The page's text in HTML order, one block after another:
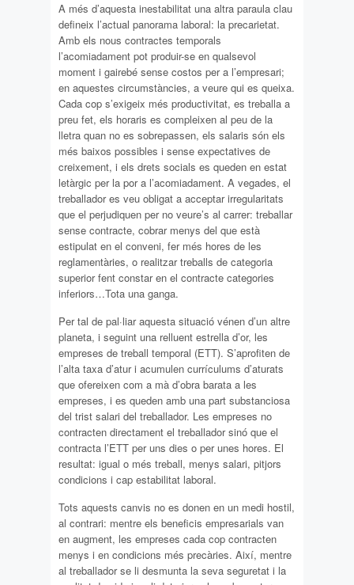
A més d’aquesta inestabilitat una altra paraula clau
defineix l’actual panorama laboral: la precarietat.
Amb els nous contractes temporals
l’acomiadament pot produir-se en qualsevol
moment i gairebé sense costos per a l’empresari;
en aquestes circumstàncies, a veure qui es queixa.
Cada cop s’exigeix més productivitat, es treballa a
preu fet, els horaris es compleixen al peu de la
lletra quan no es sobrepassen, els salaris són els
més baixos possibles i sense expectatives de
creixement, i els drets socials es queden en estat
letàrgic per la por a l’acomiadament. A vegades, el
treballador es veu obligat a acceptar irregularitats
que el perjudiquen per no veure’s al carrer: treballar
sense contracte, cobrar menys del que està
estipulat en el conveni, fer més hores de les
reglamentàries, o realitzar treballs de categoria
superior fent constar en el contracte categories
inferiors…Tota una ganga.
Per tal de pal·liar aquesta situació vénen d’un altre
planeta, i seguint una relluent estrella d’or, les
empreses de treball temporal (ETT). S’aprofiten de
l’alta taxa d’atur i acumulen currículums d’aturats
que ofereixen com a mà d’obra barata a les
empreses, i es queden amb una part substanciosa
del trist salari del treballador. Les empreses no
contracten directament el treballador sinó que el
contracta l’ETT per uns dies o per unes hores. El
resultat: igual o més treball, menys salari, pitjors
condicions i cap estabilitat laboral.
Tots aquests canvis no es donen en un medi hostil,
al contrari: mentre els beneficis empresarials van
en augment, les empreses cada cop contracten
menys i en condicions més precàries. Així, mentre
al treballador se li desmunta la seva seguretat i la